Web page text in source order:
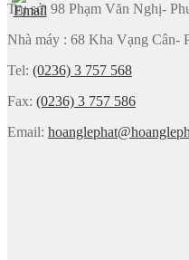
Trụ sở: 98 Phạm Văn Nghị-
Nhà máy : 68 Kha Vạng Cân-
Tel: (0236) 3 757 568
Fax: (0236) 3 757 586
Email: